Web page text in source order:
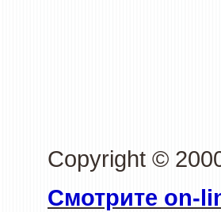
Copyright ©
Смотрите on-